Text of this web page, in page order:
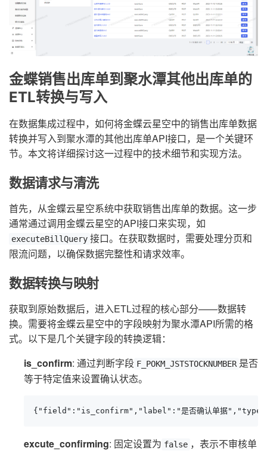
金蝶销售出库单到聚水潭其他出库单的
ETL转换与写入
在数据集成过程中，如何将金蝶云星空中的销售出库单数据
转换并写入到聚水潭的其他出库单API接口，是一个关键环
节。本文将详细探讨这一过程中的技术细节和实现方法。
数据请求与清洗
首先，从金蝶云星空系统中获取销售出库单的数据。这一步
通常通过调用金蝶云星空的API接口来实现，如
executeBillQuery 接口。在获取数据时，需要处理分页和
限流问题，以确保数据完整性和请求效率。
数据转换与映射
获取到原始数据后，进入ETL过程的核心部分——数据转
换。需要将金蝶云星空中的字段映射为聚水潭API所需的格
式。以下是几个关键字段的转换逻辑：
is_confirm: 通过判断字段 F_POKM_JSTSTOCKNUMBER 是否
等于特定值来设置确认状态。
{"field":"is_confirm","label":"是否确认单据
excute_confirming: 固定设置为 false ，表示不审核单